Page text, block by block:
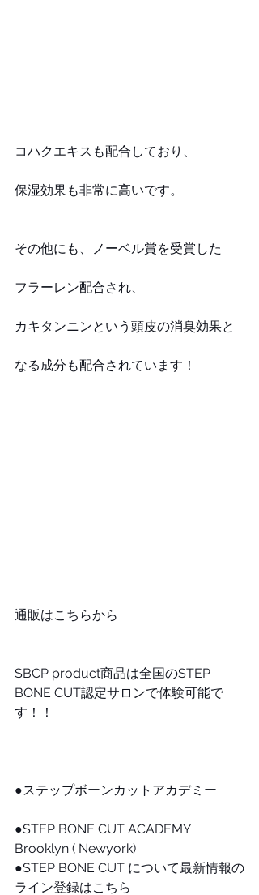
コハクエキスも配合しており、
保湿効果も非常に高いです。
その他にも、ノーベル賞を受賞した
フラーレン配合され、
カキタンニンという頭皮の消臭効果と
なる成分も配合されています！
通販はこちらから
SBCP product商品は全国のSTEP
BONE CUT認定サロンで体験可能で
す！！
●ステップボーンカットアカデミー
●STEP BONE CUT ACADEMY
Brooklyn ( Newyork)
●STEP BONE CUT について最新情報の
ライン登録はこちら